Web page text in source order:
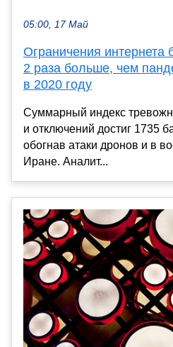
05:00, 17 Май
Ограничения интернета
2 раза больше, чем
в 2020 году
Суммарный индекс
и отключений достиг 1735
обогнав атаки дронов и в
Иране. Аналит...